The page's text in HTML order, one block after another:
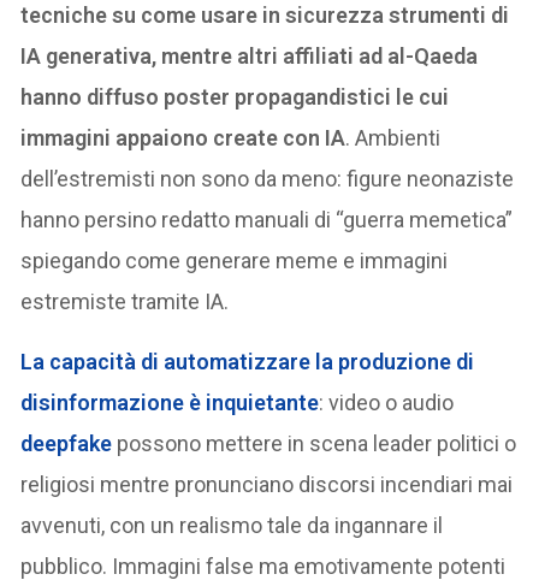
tecniche su come usare in sicurezza strumenti di
IA generativa, mentre altri affiliati ad al-Qaeda
hanno diffuso poster propagandistici le cui
immagini appaiono create con IA. Ambienti
dell’estremisti non sono da meno: figure neonaziste
hanno persino redatto manuali di “guerra memetica”
spiegando come generare meme e immagini
estremiste tramite IA.
La capacità di automatizzare la produzione di
disinformazione è inquietante: video o audio
deepfake possono mettere in scena leader politici o
religiosi mentre pronunciano discorsi incendiari mai
avvenuti, con un realismo tale da ingannare il
pubblico. Immagini false ma emotivamente potenti